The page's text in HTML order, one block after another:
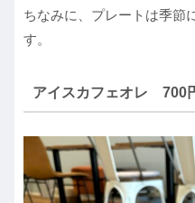
ちなみに、プレートは季節
す。
アイスカフェオレ 700